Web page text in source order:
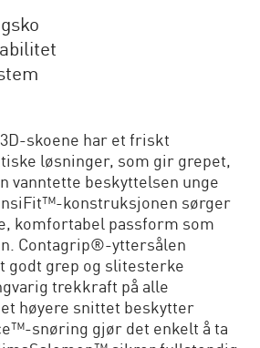
3D-skoene har et friskt
løsninger, som gir grepet,
vanntette beskyttelsen unge
konstruksjonen sørger
komfortabel passform som
Contagrip®-yttersålen
godt grep og slitesterke
trekkraft på alle
høyere snittet beskytter
snøring gjør det enkelt å ta